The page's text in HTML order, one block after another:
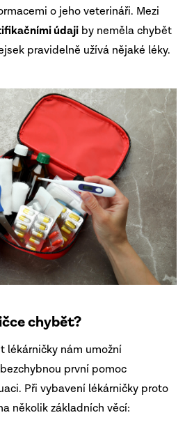
o jeho veterináři. Mezi
údaji by neměla chybět
pravidelně užívá nějaké léky.
chybět?
lékárničky nám umožní
první pomoc
Při vybavení lékárničky proto
několik základních věcí: